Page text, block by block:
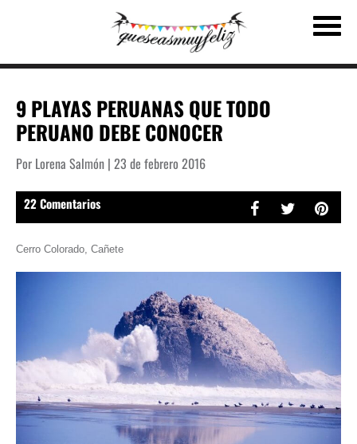
9 PLAYAS PERUANAS QUE TODO
PERUANO DEBE CONOCER
Por Lorena Salmón | 23 de febrero 2016
22 Comentarios
Cerro Colorado, Cañete